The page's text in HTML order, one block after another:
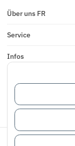
Über uns FR
Service
Infos